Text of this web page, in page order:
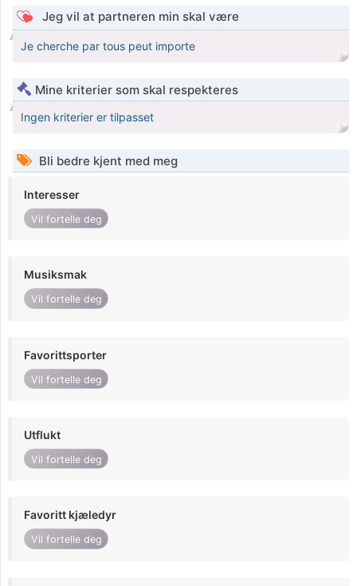
Jeg vil at partneren min skal være
Je cherche par tous peut importe
Mine kriterier som skal respekteres
Ingen kriterier er tilpasset
Bli bedre kjent med meg
Interesser
Vil fortelle deg
Musiksmak
Vil fortelle deg
Favorittsporter
Vil fortelle deg
Utflukt
Vil fortelle deg
Favoritt kjæledyr
Vil fortelle deg